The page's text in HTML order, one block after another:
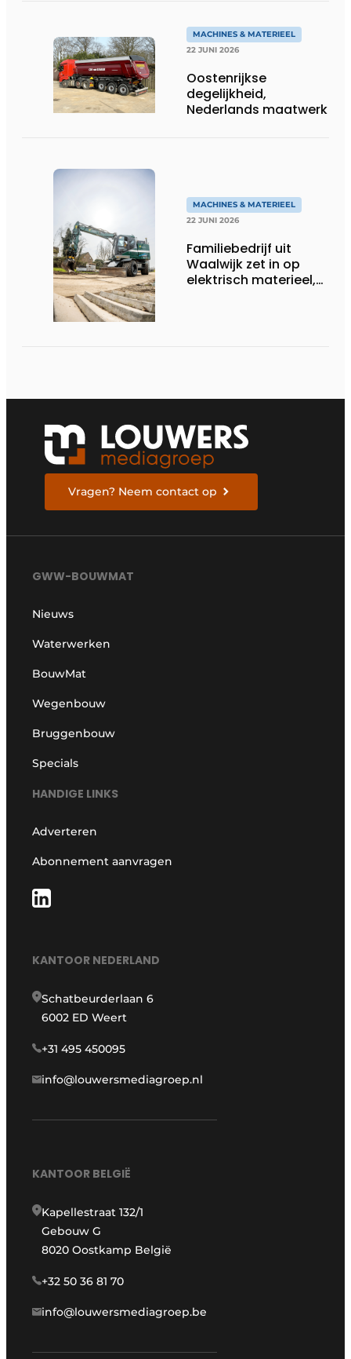
MACHINES & MATERIEEL
22 JUNI 2026
Oostenrijkse
degelijkheid,
Nederlands maatwerk
MACHINES & MATERIEEL
22 JUNI 2026
Familiebedrijf uit
Waalwijk zet in op
elektrisch materieel,
Vragen? Neem contact op
GWW-BOUWMAT
Nieuws
Waterwerken
BouwMat
Wegenbouw
Bruggenbouw
Specials
HANDIGE LINKS
Adverteren
Abonnement aanvragen
KANTOOR NEDERLAND
Schatbeurderlaan 6
6002 ED Weert
+31 495 450095
info@louwersmediagroep.nl
KANTOOR BELGIË
Kapellestraat 132/1
Gebouw G
8020 Oostkamp België
+32 50 36 81 70
info@louwersmediagroep.be